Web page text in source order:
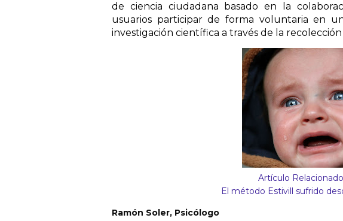
de ciencia ciudadana basado en la
usuarios participar de forma voluntaria en
investigación científica a través de la
Artículo
El método Estivill sufrido
Ramón Soler, Psicólogo